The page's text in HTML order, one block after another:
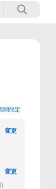
間限定
変更
変更